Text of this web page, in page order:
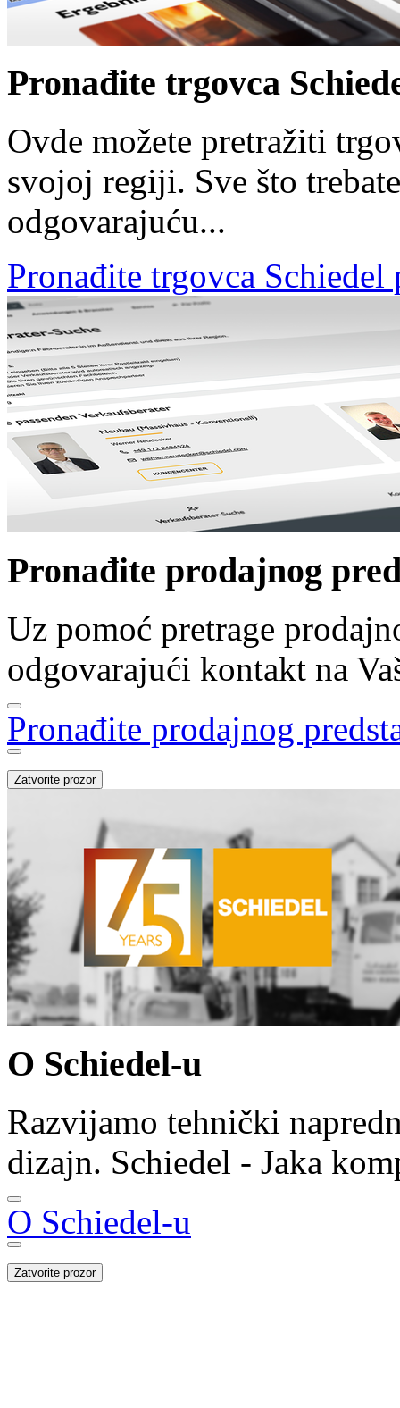
Pronađite trgovca
Ovde možete pretražiti
svojoj regiji. Sve što
odgovarajuću...
Pronađite trgovca Schiedel
Pronađite prodajnog
Uz pomoć pretrage
odgovarajući kontakt na
Pronađite prodajnog
Zatvorite prozor
O Schiedel-u
Razvijamo tehnički
dizajn. Schiedel - Jaka
O Schiedel-u
Zatvorite prozor